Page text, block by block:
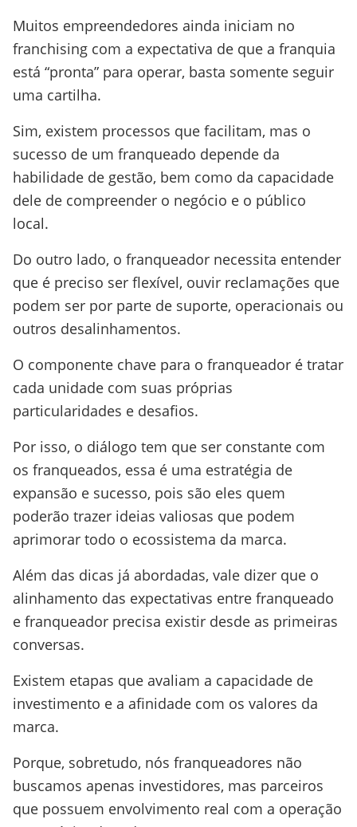
Muitos empreendedores ainda iniciam no
franchising com a expectativa de que a franquia
está “pronta” para operar, basta somente seguir
uma cartilha.
Sim, existem processos que facilitam, mas o
sucesso de um franqueado depende da
habilidade de gestão, bem como da capacidade
dele de compreender o negócio e o público
local.
Do outro lado, o franqueador necessita entender
que é preciso ser flexível, ouvir reclamações que
podem ser por parte de suporte, operacionais ou
outros desalinhamentos.
O componente chave para o franqueador é tratar
cada unidade com suas próprias
particularidades e desafios.
Por isso, o diálogo tem que ser constante com
os franqueados, essa é uma estratégia de
expansão e sucesso, pois são eles quem
poderão trazer ideias valiosas que podem
aprimorar todo o ecossistema da marca.
Além das dicas já abordadas, vale dizer que o
alinhamento das expectativas entre franqueado
e franqueador precisa existir desde as primeiras
conversas.
Existem etapas que avaliam a capacidade de
investimento e a afinidade com os valores da
marca.
Porque, sobretudo, nós franqueadores não
buscamos apenas investidores, mas parceiros
que possuem envolvimento real com a operação